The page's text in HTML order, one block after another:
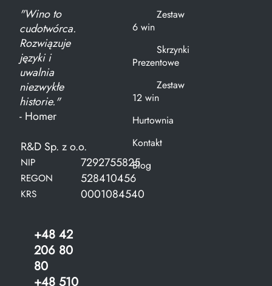
"Wino to
cudotwórca.
Rozwiązuje
języki i
uwalnia
niezwykłe
historie."
- Homer
R&D Sp. z o.o.
NIP 7292755825
REGON 528410456
KRS 0001084540
+48 42
206 80
80
+48 510
Zestaw
6 win
Skrzynki
Prezentowe
Zestaw
12 win
Hurtownia
Kontakt
Blog